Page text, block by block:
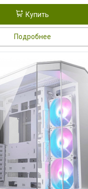
Купить
Подробнее